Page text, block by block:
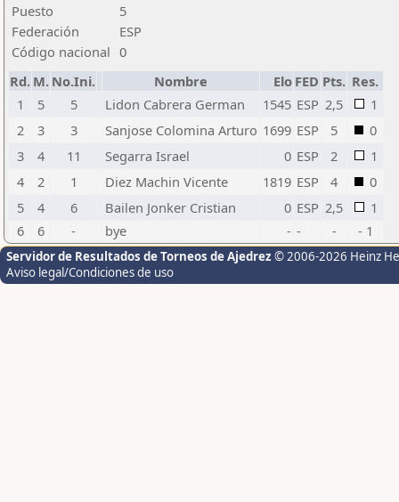
Puesto
5
Federación
ESP
Código nacional 0
Rd. M. No.Ini. Nombre Elo FED Pts. Res.
1
5 5 Lidon Cabrera German 1545 ESP 2,5
1
2
3 3 Sanjose Colomina Arturo 1699 ESP 5
0
3
4 11 Segarra Israel 0 ESP 2
1
4
2 1 Diez Machin Vicente 1819 ESP 4
0
5
4 6 Bailen Jonker Cristian 0 ESP 2,5
1
6
6 - bye - - - - 1
Servidor de Resultados de Torneos de Ajedrez © 2006-2026 Heinz
Aviso legal/Condiciones de uso